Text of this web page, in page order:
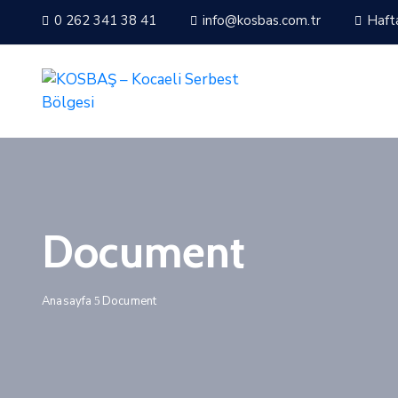
0 262 341 38 41 info@kosbas.com.tr
Document
Anasayfa Document